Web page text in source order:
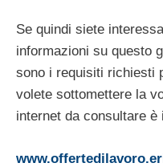
Se quindi siete
informazioni su questo
sono i requisiti richiesti
volete sottomettere la
internet da consultare è